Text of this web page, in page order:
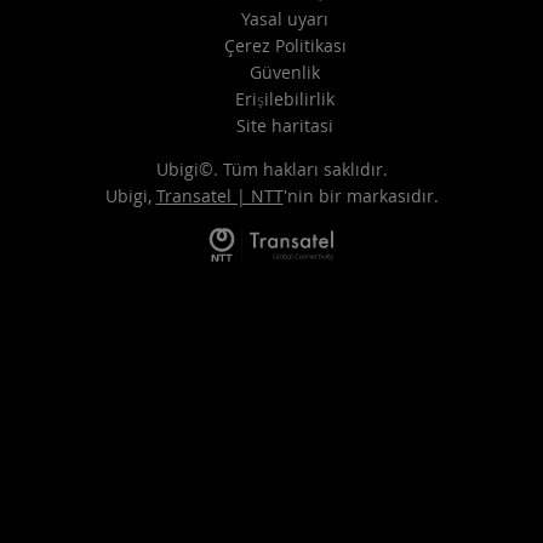
Yasal uyarı
Çerez Politikası
Güvenlik
Erişilebilirlik
Site haritasi
Ubigi©. Tüm hakları saklıdır.
Ubigi, Transatel | NTT'nin bir markasıdır.